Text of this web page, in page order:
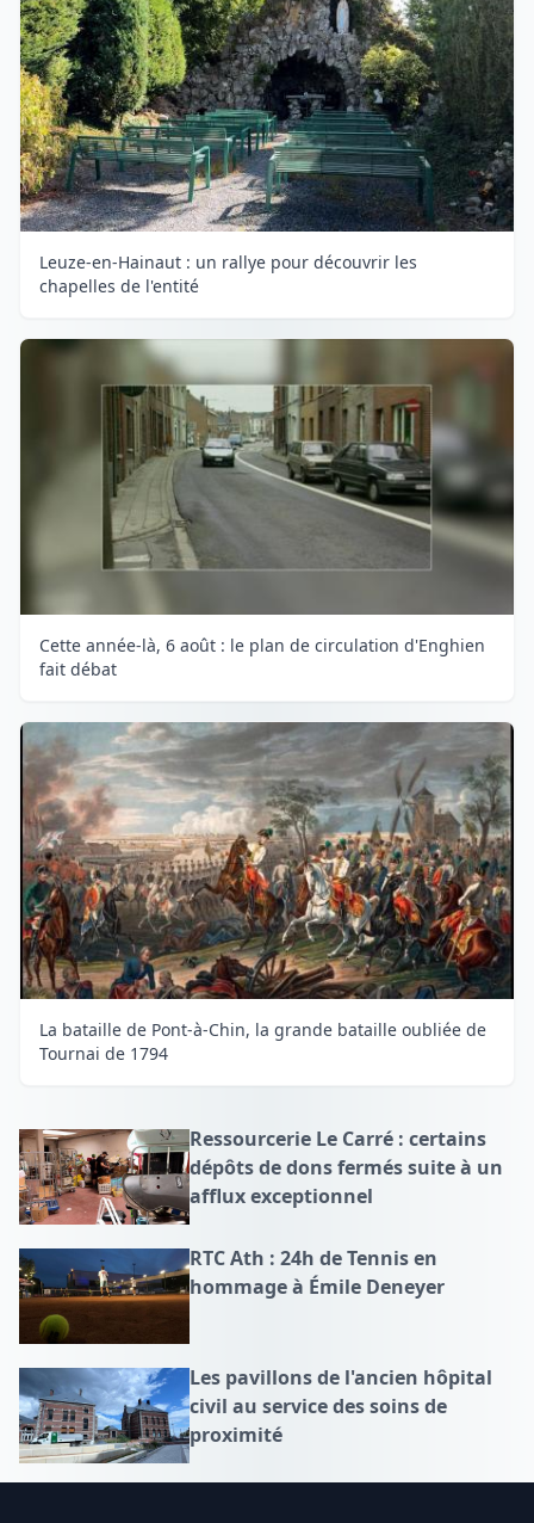
Leuze-en-Hainaut : un rallye pour découvrir les
chapelles de l'entité
Cette année-là, 6 août : le plan de circulation d'Enghien
fait débat
La bataille de Pont-à-Chin, la grande bataille oubliée de
Tournai de 1794
Ressourcerie Le Carré : certains
dépôts de dons fermés suite à un
afflux exceptionnel
RTC Ath : 24h de Tennis en
hommage à Émile Deneyer
Les pavillons de l'ancien hôpital
civil au service des soins de
proximité